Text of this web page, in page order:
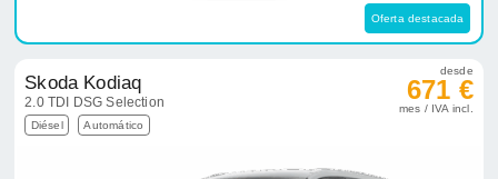
Oferta destacada
Skoda Kodiaq
2.0 TDI DSG Selection
Diésel Automático
desde
671 €
mes / IVA incl.